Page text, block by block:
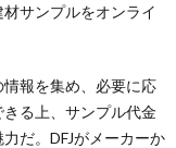
サンプルをオンライ
報を集め、必要に応
る上、サンプル代金
だ。DFJがメーカーか